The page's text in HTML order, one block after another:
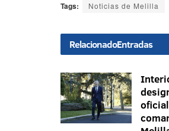
Tags: Noticias de Melilla
RelacionadoEntradas